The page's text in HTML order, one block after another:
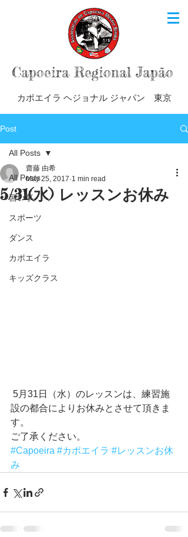
Capoeira Regional Japão
カポエイラ ヘジョナル ジャパン 東京
Post
All Posts
習い事
スポーツ
ダンス
カポエイラ
キッズクラス
All Posts
5/31(水) レッスンお休み
齋藤 由希
May 25, 2017 1 min read
設の都合によりお休みとさせて頂きま
す。
ご了承ください。
#Capoeira #カポエイラ #レッスンお休
み